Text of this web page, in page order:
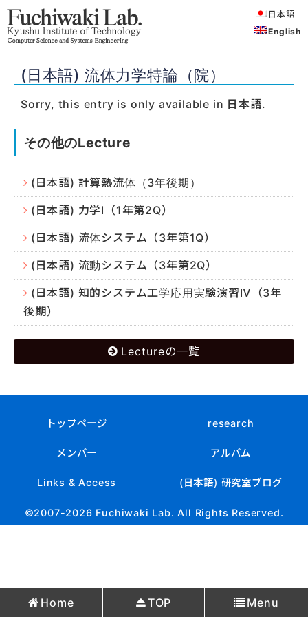
日本語
English
(日本語) 流体力学特論（院）
Sorry, this entry is only available in 日本語.
その他のLecture
(日本語) 計算熱流体（3年後期）
(日本語) 力学Ⅰ（1年第2Q）
(日本語) 流体システム（3年第1Q）
(日本語) 流動システム（3年第2Q）
(日本語) 知的システム工学応用実験演習Ⅳ（3年
後期）
Lectureの一覧
トップページ research
メンバー アルバム
Links & Access (日本語) 研究室ブログ
©2007-2026 Fuchiwaki Lab. All Rights Reserved.
Home TOP Menu